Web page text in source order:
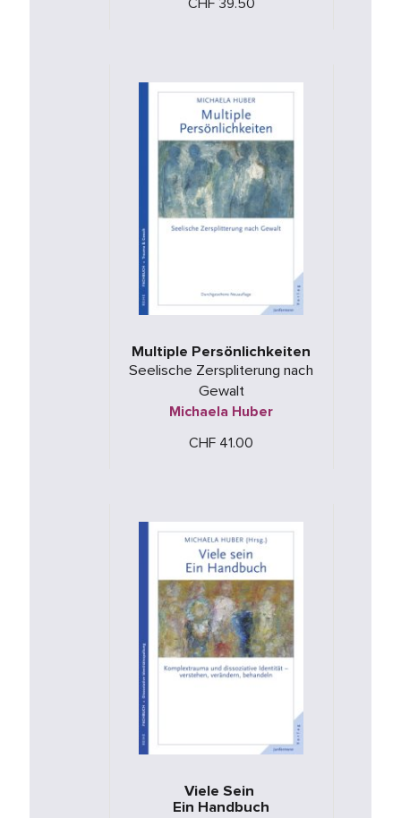
CHF 39.50
Multiple Persönlichkeiten
Seelische Zerspliterung nach
Gewalt
Michaela Huber
CHF 41.00
Viele Sein
Ein Handbuch